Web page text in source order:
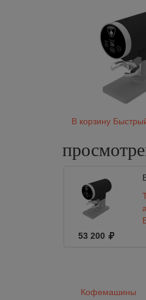
В корзину
53 200
Кофемашины